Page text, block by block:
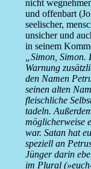
nicht
und offenbart
seelischer,
unsicher und
in seinem
„Simon,
Warnung
den Namen
seinen alten
fleischliche
tadeln.
möglicherweise
war. Satan hat
speziell an
Jünger darin
im Plural